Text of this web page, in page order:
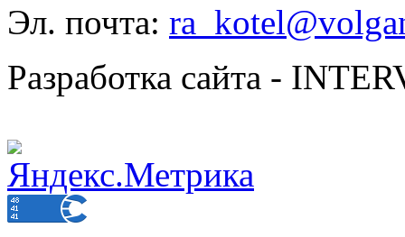
Эл. почта:
Разработка сайта -